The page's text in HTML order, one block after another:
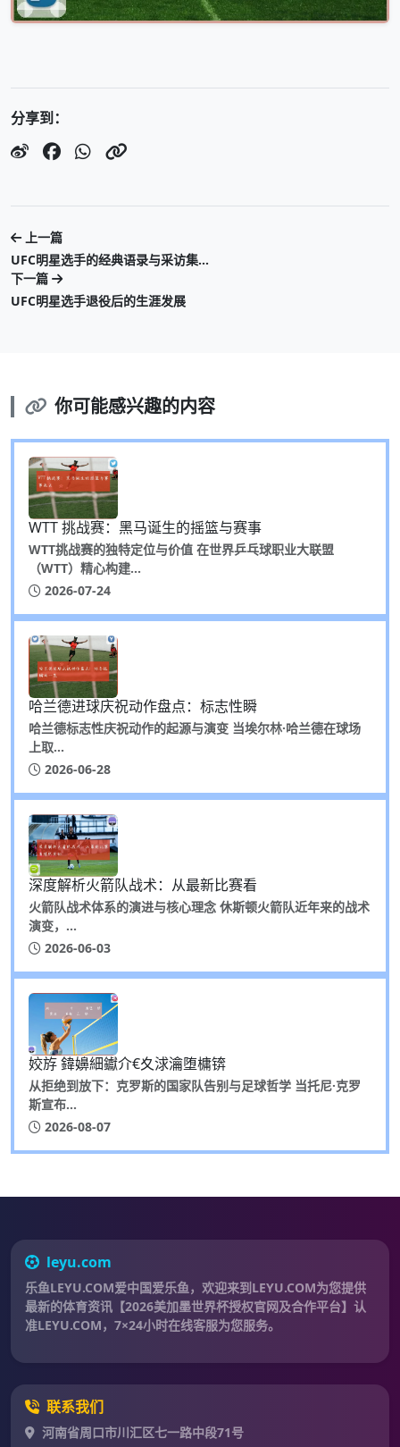
分享到：
上一篇
UFC明星选手的经典语录与采访集…
下一篇
UFC明星选手退役后的生涯发展
你可能感兴趣的内容
WTT 挑战赛：黑马诞生的摇篮与赛事
WTT挑战赛的独特定位与价值 在世界乒乓球职业大联盟
（WTT）精心构建...
2026-07-24
哈兰德进球庆祝动作盘点：标志性瞬
哈兰德标志性庆祝动作的起源与演变 当埃尔林·哈兰德在球场
上取...
2026-06-28
深度解析火箭队战术：从最新比赛看
火箭队战术体系的演进与核心理念 休斯顿火箭队近年来的战术
演变，...
2026-06-03
姣斿 鍏嬶細钀介€夊浗瀹堕槦锛
从拒绝到放下：克罗斯的国家队告别与足球哲学 当托尼·克罗
斯宣布...
2026-08-07
leyu.com
乐鱼LEYU.COM爱中国爱乐鱼，欢迎来到LEYU.COM为您提供
最新的体育资讯【2026美加墨世界杯授权官网及合作平台】认
准LEYU.COM，7×24小时在线客服为您服务。
联系我们
河南省周口市川汇区七一路中段71号